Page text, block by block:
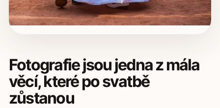
Fotografie jsou jedna z mála
věcí, které po svatbě
zůstanou